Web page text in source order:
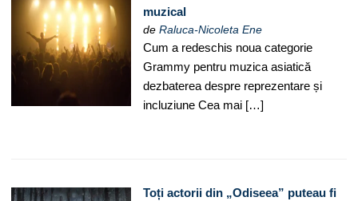
muzical
deRaluca-Nicoleta Ene
Cum a redeschis noua categorie
Grammy pentru muzica asiatică
dezbaterea despre reprezentare și
incluziune Cea mai […]
Toți actorii din „Odiseea” puteau fi